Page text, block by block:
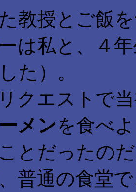
教授とご飯
は私と、４
た）。
クエストで
メンを食べ
とだったの
普通の食堂